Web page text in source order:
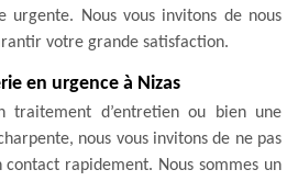
urgente. Nous vous invitons de nous
votre grande satisfaction.
en urgence à Nizas
traitement d’entretien ou bien une
nous vous invitons de ne pas
rapidement. Nous sommes un